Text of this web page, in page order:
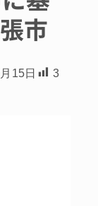
市
15日 3